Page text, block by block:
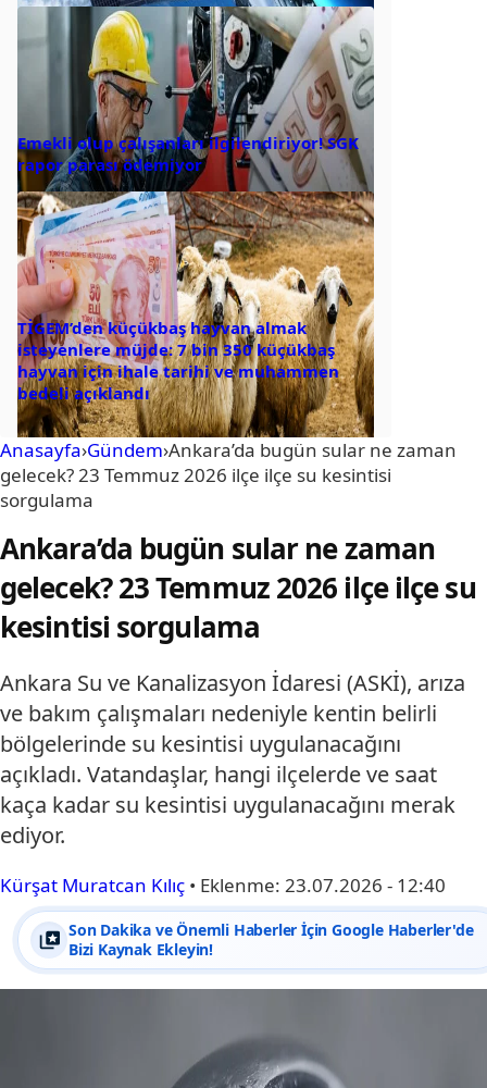
Emekli olup çalışanları ilgilendiriyor! SGK
rapor parası ödemiyor
TİGEM’den küçükbaş hayvan almak
isteyenlere müjde: 7 bin 350 küçükbaş
hayvan için ihale tarihi ve muhammen
bedeli açıklandı
Anasayfa›Gündem›Ankara’da bugün sular ne zaman
gelecek? 23 Temmuz 2026 ilçe ilçe su kesintisi
sorgulama
Ankara’da bugün sular ne zaman
gelecek? 23 Temmuz 2026 ilçe ilçe su
kesintisi sorgulama
Ankara Su ve Kanalizasyon İdaresi (ASKİ), arıza
ve bakım çalışmaları nedeniyle kentin belirli
bölgelerinde su kesintisi uygulanacağını
açıkladı. Vatandaşlar, hangi ilçelerde ve saat
kaça kadar su kesintisi uygulanacağını merak
ediyor.
Kürşat Muratcan Kılıç • Eklenme: 23.07.2026 - 12:40
Son Dakika ve Önemli Haberler İçin Google Haberler'de
Bizi Kaynak Ekleyin!